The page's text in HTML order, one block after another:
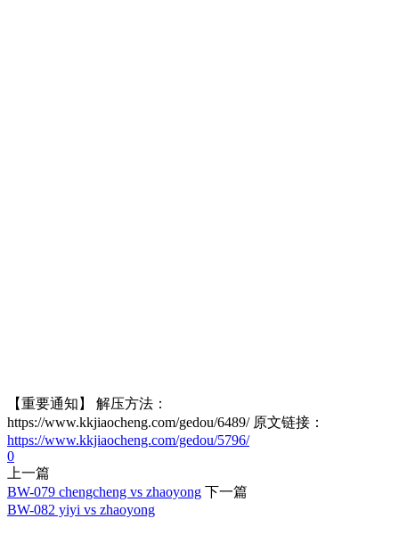
【重要通知】 解压方法：
https://www.kkjiaocheng.com/gedou/6489/ 原文链接：
https://www.kkjiaocheng.com/gedou/5796/
0
上一篇
BW-079 chengcheng vs zhaoyong 下一篇
BW-082 yiyi vs zhaoyong